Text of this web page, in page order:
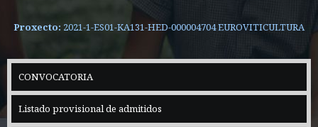
Proxecto: 2021-1-ES01-KA131-HED-000004704 EUROVITICULTURA
CONVOCATORIA
Listado provisional de admitidos